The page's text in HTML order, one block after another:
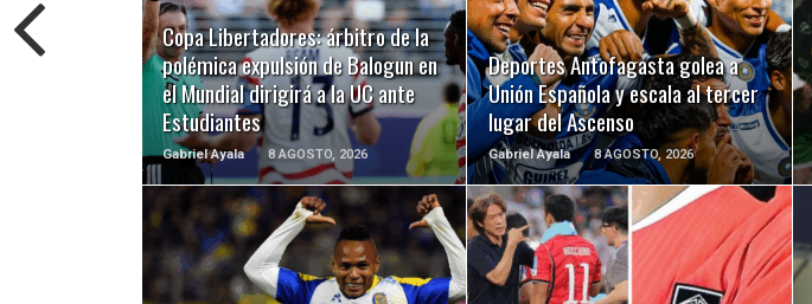
Copa Libertadores: árbitro de la
polémica expulsión de Balogun en
el Mundial dirigirá a la UC ante
Estudiantes
Gabriel Ayala 8 AGOSTO, 2026
LEER MÁS
Deportes Antofagasta golea a
Unión Española y escala al tercer
lugar del Ascenso
Gabriel Ayala 8 AGOSTO, 2026
LEER MÁS